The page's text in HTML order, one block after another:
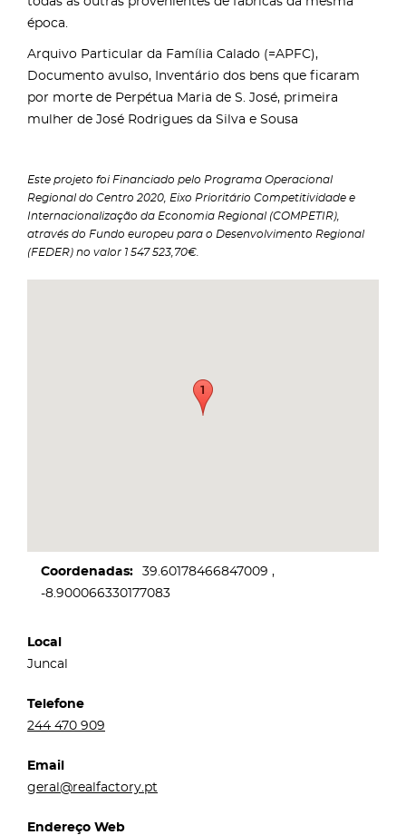
época.
Arquivo Particular da Família Calado (=APFC),
Documento avulso, Inventário dos bens que ficaram
por morte de Perpétua Maria de S. José, primeira
mulher de José Rodrigues da Silva e Sousa
Este projeto foi Financiado pelo Programa Operacional
Regional do Centro 2020, Eixo Prioritário Competitividade e
Internacionalização da Economia Regional (COMPETIR),
através do Fundo europeu para o Desenvolvimento Regional
(FEDER) no valor 1 547 523,70€.
Coordenadas
39.60178466847009
-8.900066330177083
Local
Juncal
Telefone
244 470 909
Email
geral@realfactory.pt
Endereço Web